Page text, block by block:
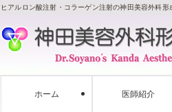
ヒアルロン酸注射・コラーゲン注射の神田美容外科形
ホーム 医師紹介